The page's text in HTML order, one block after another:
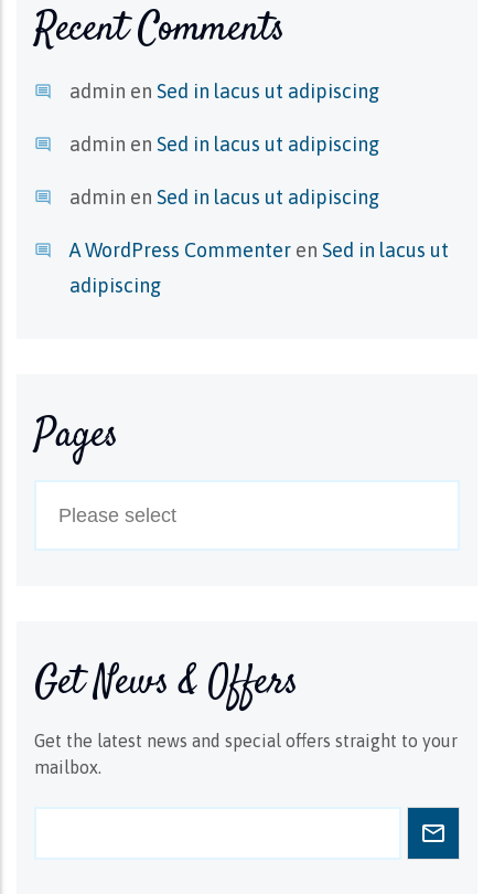
Recent Comments
admin en Sed in lacus ut adipiscing
admin en Sed in lacus ut adipiscing
admin en Sed in lacus ut adipiscing
A WordPress Commenter en Sed in lacus ut
adipiscing
Pages
Get News & Offers
Get the latest news and special offers straight to your
mailbox.